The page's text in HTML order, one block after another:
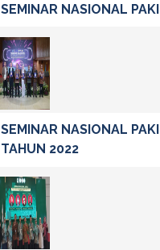
SEMINAR NASIONAL PAKI
SEMINAR NASIONAL PAKI
TAHUN 2022